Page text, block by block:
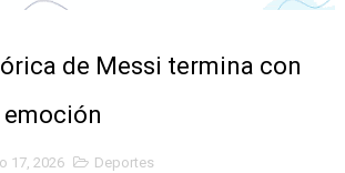
deja un motorista fallecido y otra
termina en muerte de un joven en
parque solar de un megavatio
de Messi termina con
emoción
17, 2026 Deportes